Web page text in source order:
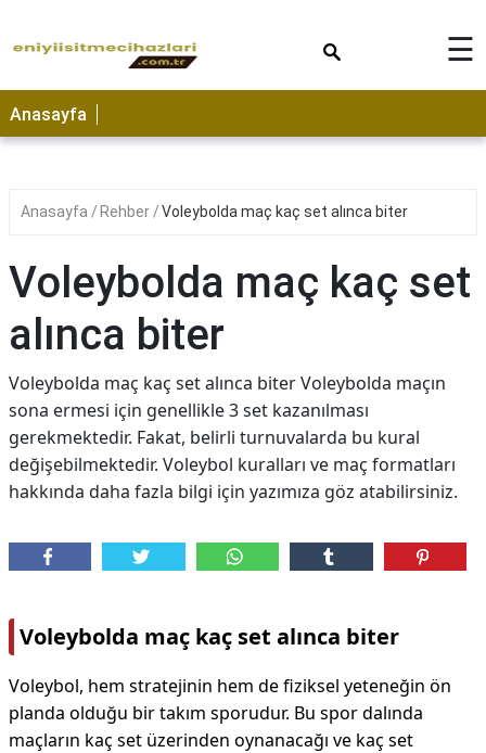
☰
Anasayfa
Anasayfa Rehber Voleybolda maç kaç set alınca biter
Voleybolda maç kaç set
alınca biter
Voleybolda maç kaç set alınca biter Voleybolda maçın
sona ermesi için genellikle 3 set kazanılması
gerekmektedir. Fakat, belirli turnuvalarda bu kural
değişebilmektedir. Voleybol kuralları ve maç formatları
hakkında daha fazla bilgi için yazımıza göz atabilirsiniz.
Voleybolda maç kaç set alınca biter
Voleybol, hem stratejinin hem de fiziksel yeteneğin ön
planda olduğu bir takım sporudur. Bu spor dalında
maçların kaç set üzerinden oynanacağı ve kaç set